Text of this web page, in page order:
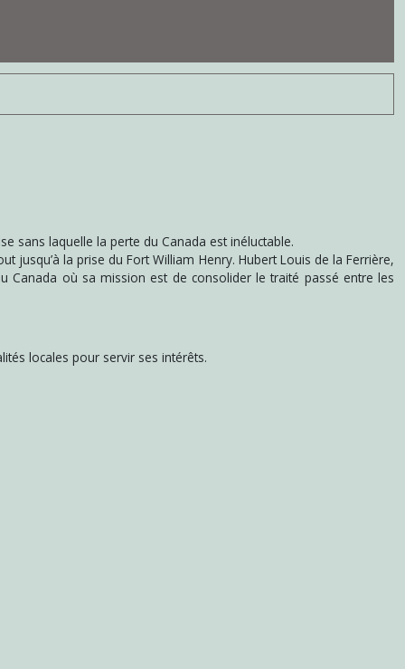
sans laquelle la perte du Canada est inéluctable.
la prise du Fort William Henry. Hubert Louis de la Ferrière,
Canada où sa mission est de consolider le traité passé entre les
locales pour servir ses intérêts.